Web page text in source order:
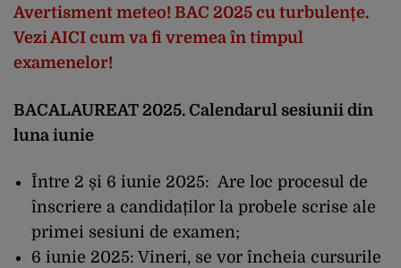
Avertisment meteo! BAC 2025 cu turbulențe.
Vezi AICI cum va fi vremea în timpul
examenelor!
BACALAUREAT 2025. Calendarul sesiunii din
luna iunie
Între 2 și 6 iunie 2025: Are loc procesul de
înscriere a candidaților la probele scrise ale
primei sesiuni de examen;
6 iunie 2025: Vineri, se vor încheia cursurile